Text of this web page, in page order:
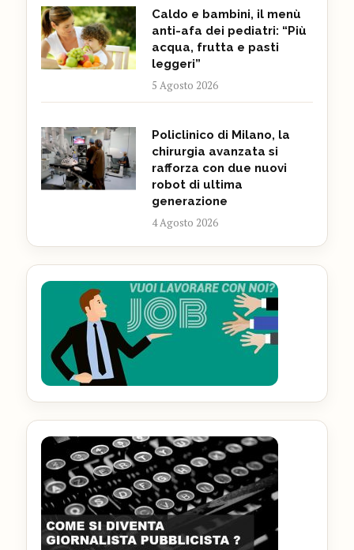
Caldo e bambini, il menù
anti-afa dei pediatri: “Più
acqua, frutta e pasti
leggeri”
5 Agosto 2026
Policlinico di Milano, la
chirurgia avanzata si
rafforza con due nuovi
robot di ultima
generazione
4 Agosto 2026